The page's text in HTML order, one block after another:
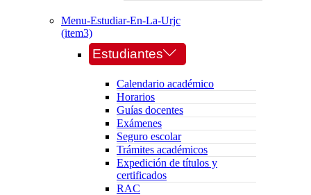
Menu-Estudiar-En-La-Urjc
(item3)
Estudiantes
Calendario académico
Horarios
Guías docentes
Exámenes
Seguro escolar
Trámites académicos
Expedición de títulos y
certificados
RAC